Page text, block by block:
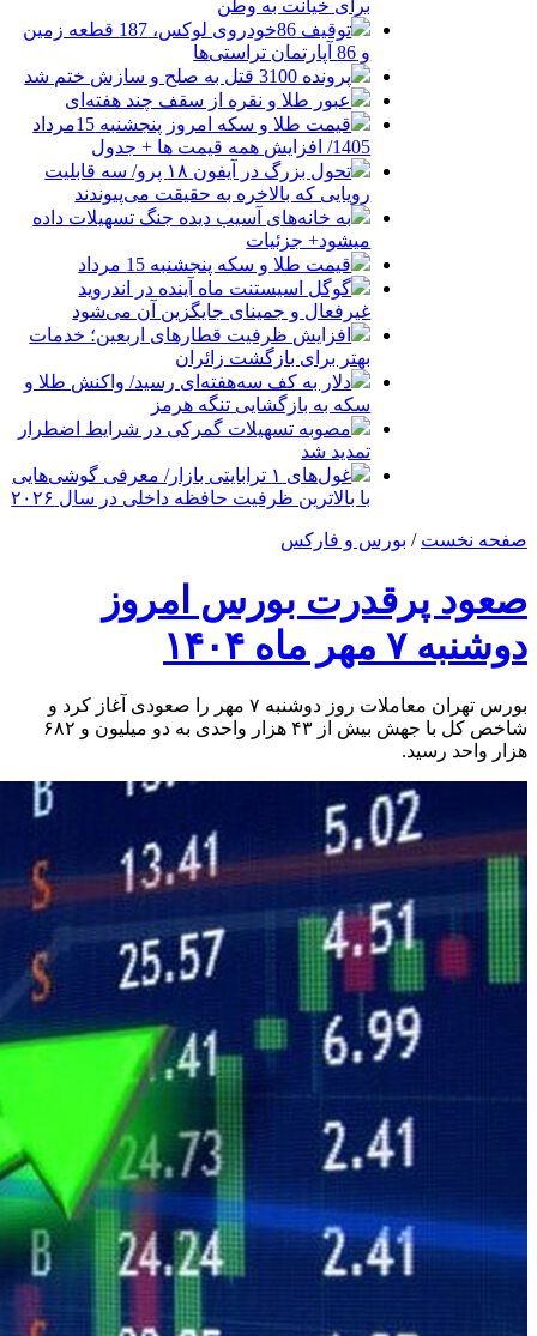
برای خیانت به وطن
توقیف 86خودروی لوکس، 187 قطعه زمین
و 86 آپارتمان تراستی‌ها
پرونده 3100 قتل به صلح و سازش ختم شد
عبور طلا و نقره از سقف چند هفته‌ای
قیمت طلا و سکه امروز پنجشنبه 15مرداد
1405/ افزایش همه قیمت ها + جدول
تحول بزرگ در آیفون ۱۸ پرو/ سه قابلیت
رویایی که بالاخره به حقیقت می‌پیوندند
به خانه‌های آسیب دیده جنگ تسهیلات داده
میشود+ جزئیات
قیمت طلا و سکه پنجشنبه 15 مرداد
گوگل اسیستنت ماه آینده در اندروید
غیرفعال و جمینای جایگزین آن می‌شود
افزایش ظرفیت قطارهای اربعین؛ خدمات
بهتر برای بازگشت زائران
دلار به کف سه‌هفته‌ای رسید/ واکنش طلا و
سکه به بازگشایی تنگه هرمز
مصوبه تسهیلات گمرکی در شرایط اضطرار
تمدید شد
غول‌های ۱ ترابایتی بازار/ معرفی گوشی‌هایی
با بالاترین ظرفیت حافظه داخلی در سال ۲۰۲۶
صفحه نخست / بورس و فارکس
صعود پرقدرت بورس امروز
دوشنبه ۷ مهر ماه ۱۴۰۴
بورس تهران معاملات روز دوشنبه ۷ مهر را صعودی آغاز کرد و
شاخص کل با جهش بیش از ۴۳ هزار واحدی به دو میلیون و ۶۸۲
هزار واحد رسید.